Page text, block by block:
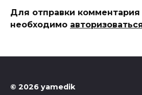
Для отправки комментария
необходимо
© 2026 yamedik